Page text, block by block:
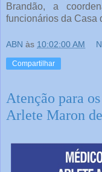
Brandão, a
funcionários da Casa
ABN às 10:02:00 AM
Compartilhar
Atenção para
Arlete Maron